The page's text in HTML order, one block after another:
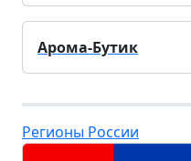
Арома-Бутик
Регионы России